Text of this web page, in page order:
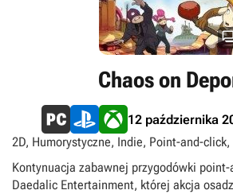
Chaos on
12 października
2D, Humorystyczne, Indie, Point-and-
Singleplayer, singleplayer
Kontynuacja zabawnej przygodówki
Daedalic Entertainment, której akcja